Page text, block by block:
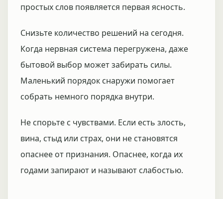
простых слов появляется первая ясность.
Снизьте количество решений на сегодня.
Когда нервная система перегружена, даже
бытовой выбор может забирать силы.
Маленький порядок снаружи помогает
собрать немного порядка внутри.
Не спорьте с чувствами. Если есть злость,
вина, стыд или страх, они не становятся
опаснее от признания. Опаснее, когда их
годами запирают и называют слабостью.